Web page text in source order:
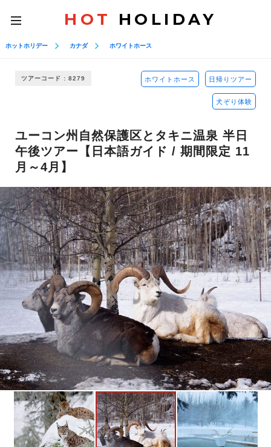
toggle
navigation
HOT HOLIDAY
ホットホリデー カナダ ホワイトホース
ツアーコード : 8279 ホワイトホース 日帰りツアー
犬ぞり体験
ユーコン州自然保護区とタキニ温泉 半日
午後ツアー【日本語ガイド / 期間限定 11
月～4月】